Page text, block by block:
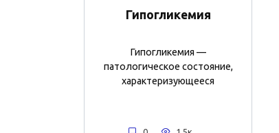
Гипогликемия
Гипогликемия —
патологическое состояние,
характеризующееся